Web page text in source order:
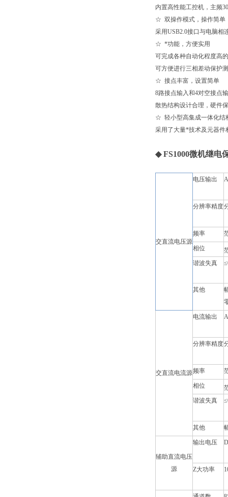
内置高性能工控机，主频
☆ 双操作模式，操作简单
采用USB2.0接口与电脑相
☆ *功能，方便实用
可完成各种自动化程度高
可方便进行三相差动保护
☆ 接点丰富，设置简单
8路接点输入和4对空接点
散热结构设计合理，硬件
☆ 轻小型高集成一体化
采用了大量*技术及元器件
◆FS1000微机继电
交直流电压源
电压输出
分辨率精度
频率
相位
谐波失真
其他
交直流电流源
电流输出
分辨率精度
频率
相位
谐波失真
其他
辅助直流电压
源
输出电压
Z大功率